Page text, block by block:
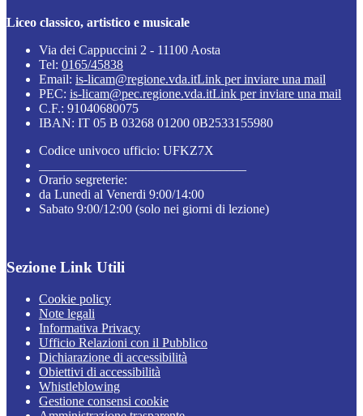
Liceo classico, artistico e musicale
Via dei Cappuccini 2 - 11100 Aosta
Tel: 0165/45838
Email: is-licam@regione.vda.itLink per inviare una mail
PEC: is-licam@pec.regione.vda.itLink per inviare una mail
C.F.: 91040680075
IBAN: IT 05 B 03268 01200 0B2533155980
Codice univoco ufficio: UFKZ7X
Orario segreterie:
da Lunedi al Venerdi 9:00/14:00
Sabato 9:00/12:00 (solo nei giorni di lezione)
Sezione Link Utili
Cookie policy
Note legali
Informativa Privacy
Ufficio Relazioni con il Pubblico
Dichiarazione di accessibilità
Obiettivi di accessibilità
Whistleblowing
Gestione consensi cookie